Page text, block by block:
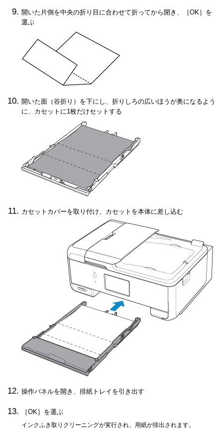
開いた片側を中央の折り目に合わせて折ってから開き、［OK ］を
選ぶ
開いた面（谷折り）を下にし、折りしろの広いほうが奥になるよう
に、カセットに1枚だけセットする
カセットカバーを取り付け、カセットを本体に差し込む
操作パネルを開き、排紙トレイを引き出す
［OK ］を選ぶ
インクふき取りクリーニングが実行され、用紙が排出されます。